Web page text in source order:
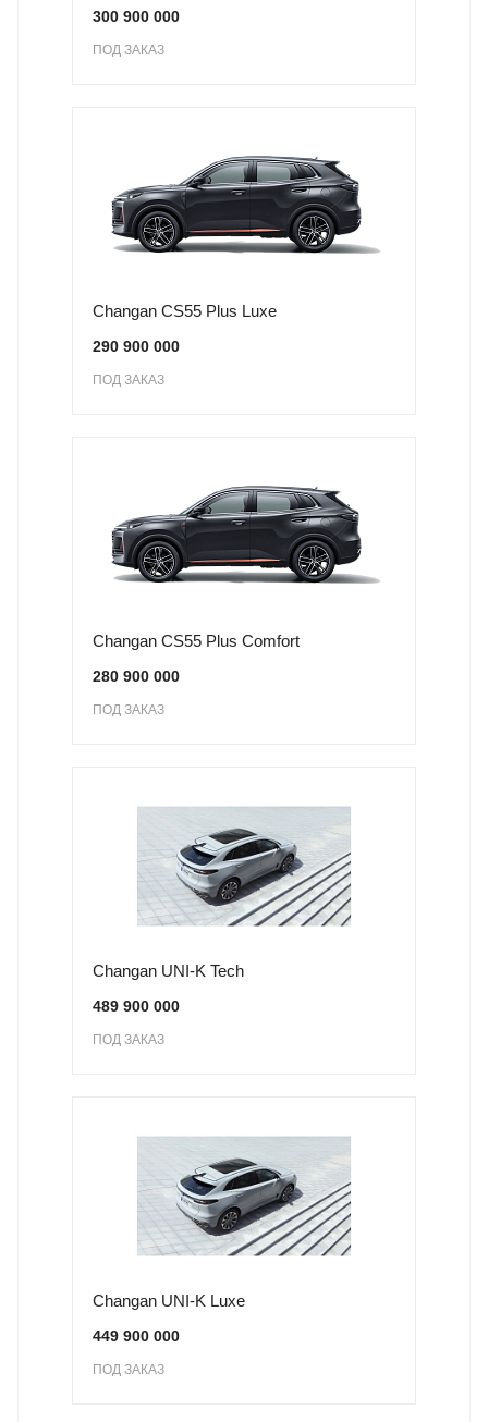
300 900 000
ПОД ЗАКАЗ
Changan CS55 Plus Luxe
290 900 000
ПОД ЗАКАЗ
Changan CS55 Plus Comfort
280 900 000
ПОД ЗАКАЗ
Changan UNI-K Tech
489 900 000
ПОД ЗАКАЗ
Changan UNI-K Luxe
449 900 000
ПОД ЗАКАЗ